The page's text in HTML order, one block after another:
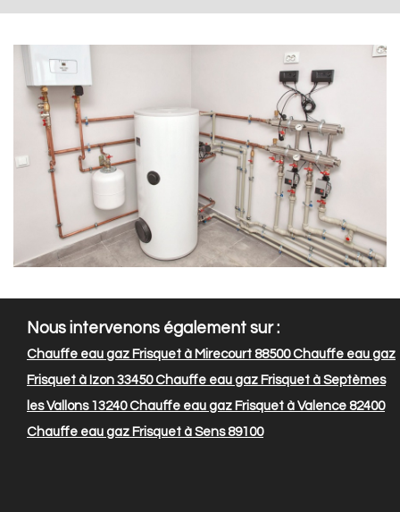
Nous intervenons également sur :
Chauffe eau gaz Frisquet à Mirecourt 88500Chauffe eau gaz
Frisquet à Izon 33450Chauffe eau gaz Frisquet à Septèmes
les Vallons 13240Chauffe eau gaz Frisquet à Valence 82400
Chauffe eau gaz Frisquet à Sens 89100